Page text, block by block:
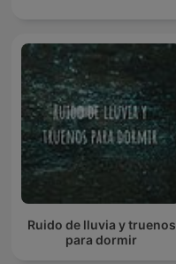
Ruido de lluvia y truenos
para dormir